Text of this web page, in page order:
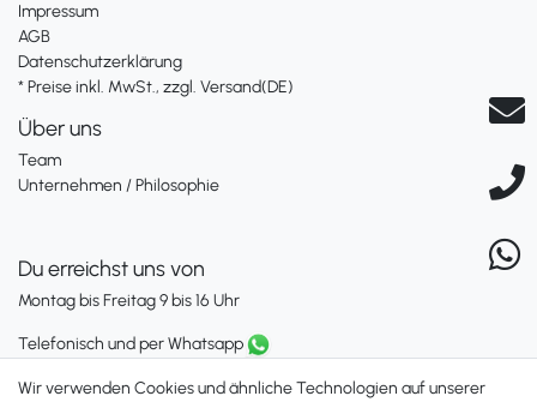
Impressum
AGB
Datenschutzerklärung
* Preise inkl. MwSt., zzgl. Versand(DE)
Über uns
Team
Unternehmen / Philosophie
Du erreichst uns von
Montag bis Freitag 9 bis 16 Uhr
Telefonisch und per Whatsapp
+49 561 287 907 84
Wir verwenden Cookies und ähnliche Technologien auf unserer